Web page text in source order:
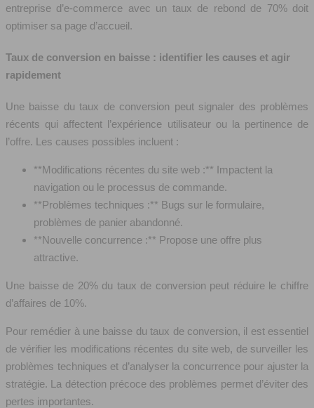
entreprise d’e-commerce avec un taux de rebond de 70% doit
optimiser sa page d’accueil.
Taux de conversion en baisse : identifier les causes et agir
rapidement
Une baisse du taux de conversion peut signaler des problèmes
récents qui affectent l’expérience utilisateur ou la pertinence de
l’offre. Les causes possibles incluent :
**Modifications récentes du site web :** Impactent la
navigation ou le processus de commande.
**Problèmes techniques :** Bugs sur le formulaire,
problèmes de panier abandonné.
**Nouvelle concurrence :** Propose une offre plus
attractive.
Une baisse de 20% du taux de conversion peut réduire le chiffre
d’affaires de 10%.
Pour remédier à une baisse du taux de conversion, il est essentiel
de vérifier les modifications récentes du site web, de surveiller les
problèmes techniques et d’analyser la concurrence pour ajuster la
stratégie. La détection précoce des problèmes permet d’éviter des
pertes importantes.